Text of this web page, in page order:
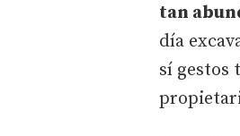
tan
día
sí gestos